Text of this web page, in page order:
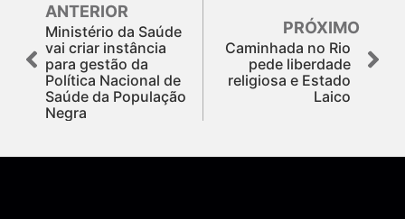
ANTERIOR
Ministério da Saúde
vai criar instância
para gestão da
Política Nacional de
Saúde da População
Negra
PRÓXIMO
Caminhada no Rio
pede liberdade
religiosa e Estado
Laico